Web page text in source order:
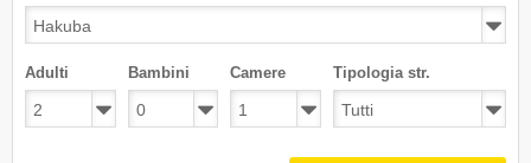
Adulti Bambini Camere Tipologia str.